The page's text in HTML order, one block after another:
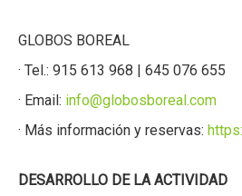
GLOBOS BOREAL
· Tel.: 915 613 968 | 645 076 655
· Email: info@globosboreal.com
· Más información y reservas:
DESARROLLO DE LA ACTIVIDAD